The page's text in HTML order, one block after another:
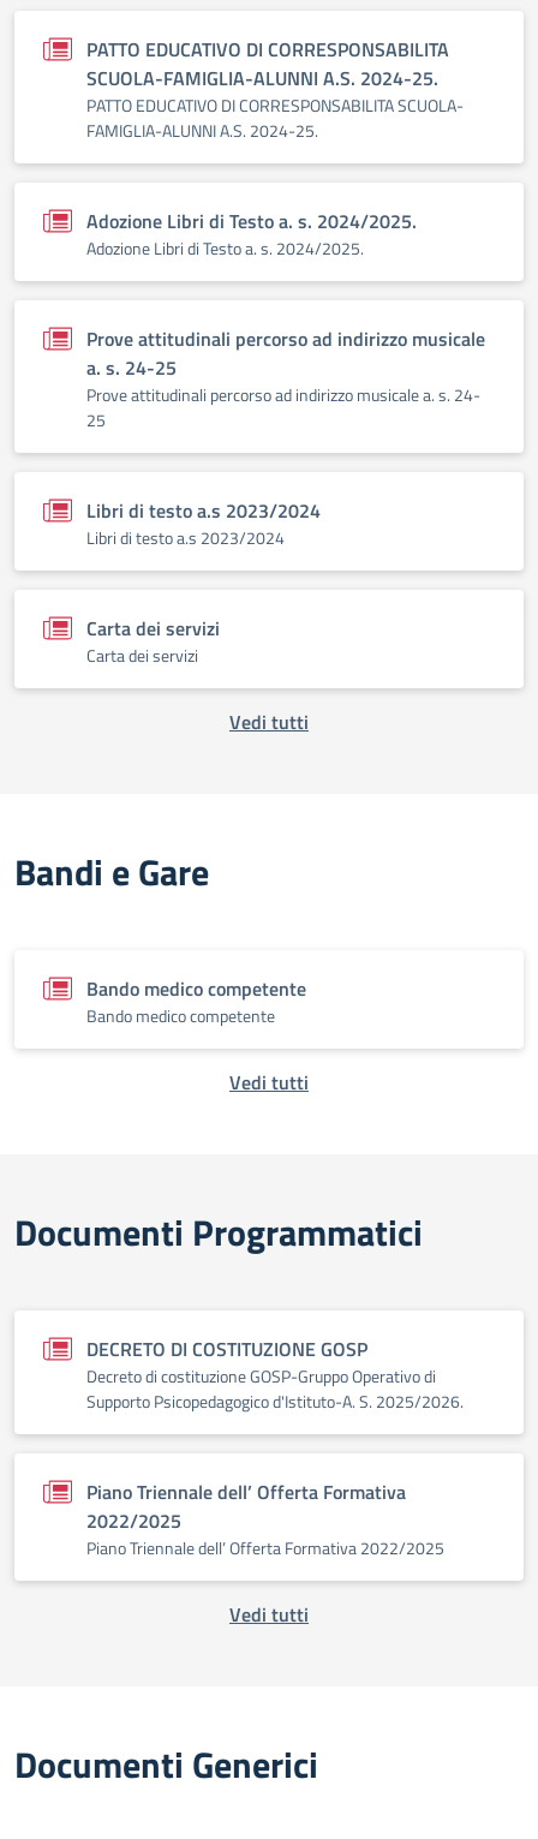
PATTO EDUCATIVO DI CORRESPONSABILITA
SCUOLA-FAMIGLIA-ALUNNI A.S. 2024-25.
PATTO EDUCATIVO DI CORRESPONSABILITA SCUOLA-
FAMIGLIA-ALUNNI A.S. 2024-25.
Adozione Libri di Testo a. s. 2024/2025.
Adozione Libri di Testo a. s. 2024/2025.
Prove attitudinali percorso ad indirizzo musicale
a. s. 24-25
Prove attitudinali percorso ad indirizzo musicale a. s. 24-
25
Libri di testo a.s 2023/2024
Libri di testo a.s 2023/2024
Carta dei servizi
Carta dei servizi
Vedi tutti
Bandi e Gare
Bando medico competente
Bando medico competente
Vedi tutti
Documenti Programmatici
DECRETO DI COSTITUZIONE GOSP
Decreto di costituzione GOSP-Gruppo Operativo di
Supporto Psicopedagogico d'Istituto-A. S. 2025/2026.
Piano Triennale dell’ Offerta Formativa
2022/2025
Piano Triennale dell’ Offerta Formativa 2022/2025
Vedi tutti
Documenti Generici